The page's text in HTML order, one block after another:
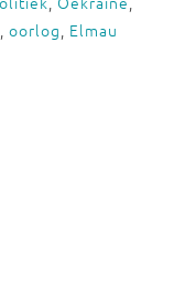
, oorlog, Elmau